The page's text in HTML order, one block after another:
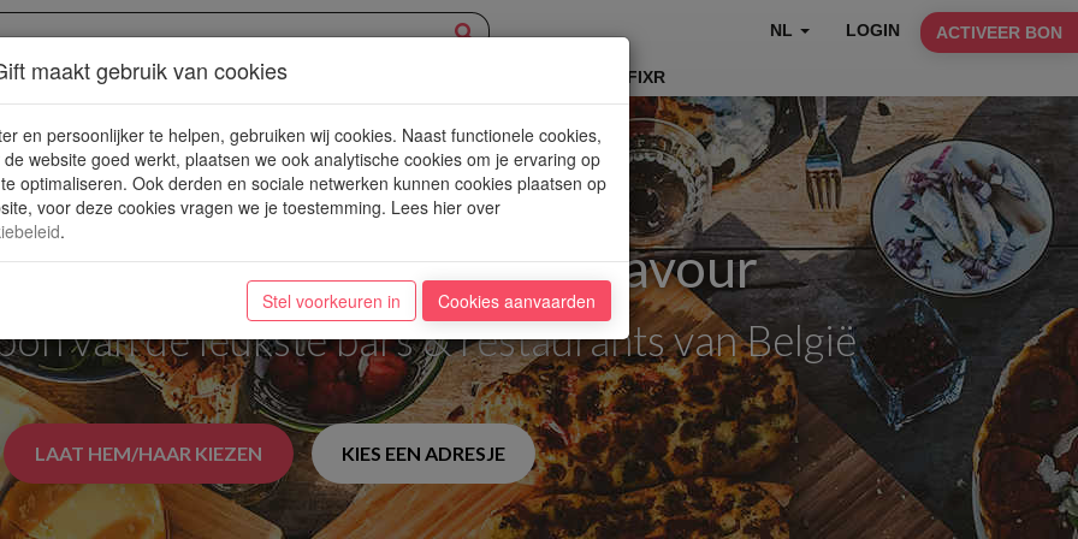
NL LOGIN ACTIVEER BON
AANBOD NIEUWE PLEKJES TABLEFIXR
Ticket to a World of Flavour
van de leukste bars & restaurants van België
LAAT HEM/HAAR KIEZEN KIES EEN ADRESJE
maakt gebruik van cookies
en persoonlijker te helpen, gebruiken wij cookies. Naast functionele cookies,
website goed werkt, plaatsen we ook analytische cookies om je ervaring op
optimaliseren. Ook derden en sociale netwerken kunnen cookies plaatsen op
voor deze cookies vragen we je toestemming. Lees hier over
.
Stel voorkeuren in Cookies aanvaarden